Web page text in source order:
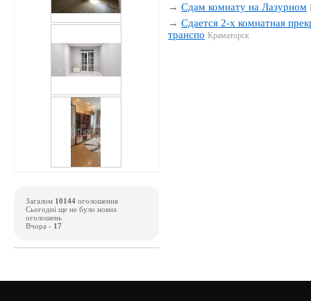
→Сдам комнату на Лазурном
→Сдается 2-х комнатная
транспо Краматорск
Загалом 10144 оголошення
Сьогодні ще не було нових
оголошень
Вчора - 17